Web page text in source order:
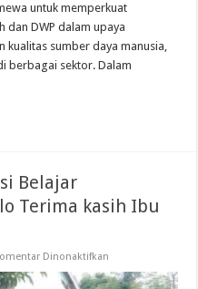
untuk memperkuat
dan DWP dalam upaya
kualitas sumber daya manusia,
berbagai sektor. Dalam
Belajar
Terima kasih Ibu
Dinonaktifkan
Bantuan